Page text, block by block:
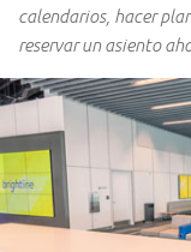
calendarios, hacer
reservar un asiento